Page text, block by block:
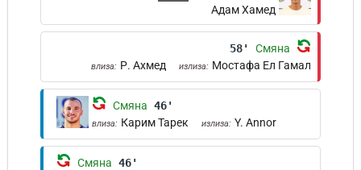
Адам Хамед
58' Смяна
влиза: Р. Ахмед излиза: Мостафа Ел Гамал
Смяна 46'
влиза: Карим Тарек излиза: Y. Annor
Смяна 46'